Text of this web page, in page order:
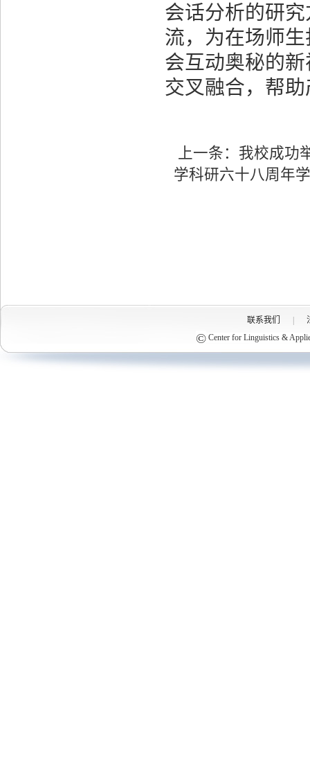
会话分析的研
流，为在场师
会互动奥秘的
交叉融合，帮
上一条： 我校成功
学科研六十八周年
联系我们
© Center for Linguistics &